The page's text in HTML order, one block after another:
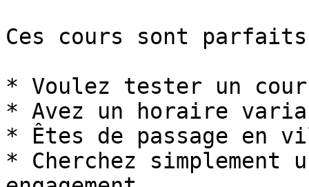
Ces cours sont
* Voulez tester un
* Avez un horaire
* Êtes de passage en
* Cherchez simplement